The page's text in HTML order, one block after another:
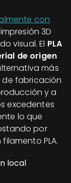
con
3D
visual. El PLA
de origen
más
de fabricación
y a
excedentes
lo que
por
PLA.
local